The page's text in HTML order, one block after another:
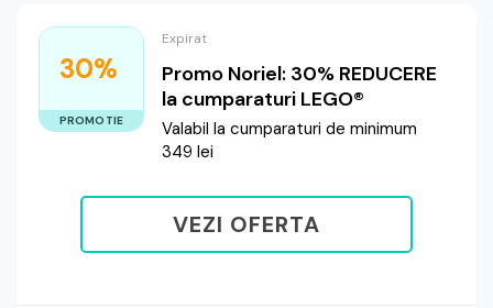
30%
PROMOTIE
Expirat
Promo Noriel: 30% REDUCERE
la cumparaturi LEGO®
Valabil la cumparaturi de minimum
349 lei
VEZI OFERTA